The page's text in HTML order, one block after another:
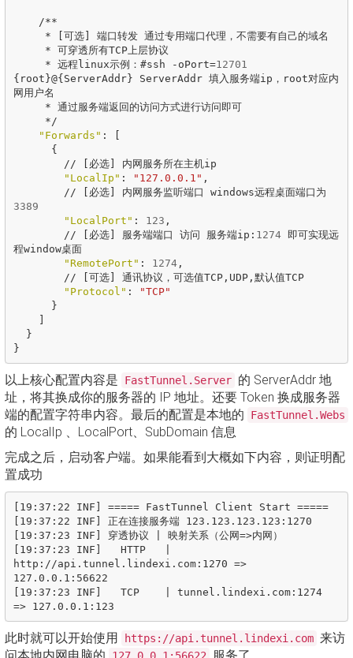
/**
*
[可选] 端口转发 通过专用端口代理，不需要有自己的域名
* 可穿透所有TCP上层协议
* 远程linux示例：#ssh -oPort=12701
{ root}@{ServerAddr} ServerAddr 填入服务端ip，root对应内
网用户名
* 通过服务端返回的访问方式进行访问即可
*/
"Forwards" :
[
{
//
[ 必选]
内网服务所在主机ip
"LocalIp" : "127.0.0.1" ,
//
[ 必选] 内网服务监听端口
windows远程桌面端口为
3389
"LocalPort" : 123 ,
//
[ 必选] 服务端端口 访问 服务端ip: 1274
即可实现远
程window桌面
"RemotePort" : 1274,
//
[可选] 通讯协议，可选值TCP, UDP, 默认值TCP
"Protocol" :
"TCP"
}
]
}
}
以上核心配置内容是 FastTunnel.Server 的 ServerAddr 地
址，将其换成你的服务器的 IP 地址。还要 Token 换成服务器
端的配置字符串内容。最后的配置是本地的
FastTunnel.Webs
的 LocalIp 、LocalPort、SubDomain 信息
完成之后，启动客户端。如果能看到大概如下内容，则证明配
置成功
[19:37:22 INF] ===== FastTunnel Client Start =====
[19:37:22 INF] 正在连接服务端 123.123.123.123:1270
[19:37:23 INF] 穿透协议 | 映射关系（公网=>内网）
[19:37:23 INF]   HTTP   |
http://api.tunnel.lindexi.com:1270 =>
127.0.0.1:56622
[19:37:23 INF]   TCP    | tunnel.lindexi.com:1274
此时就可以开始使用 https://api.tunnel.lindexi.com 来访